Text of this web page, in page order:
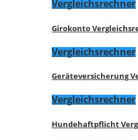
Vergleichsrechner
Girokonto
Vergleichsrechner
Geräteversicherung
Vergleichsrechner
Hundehaftpflicht